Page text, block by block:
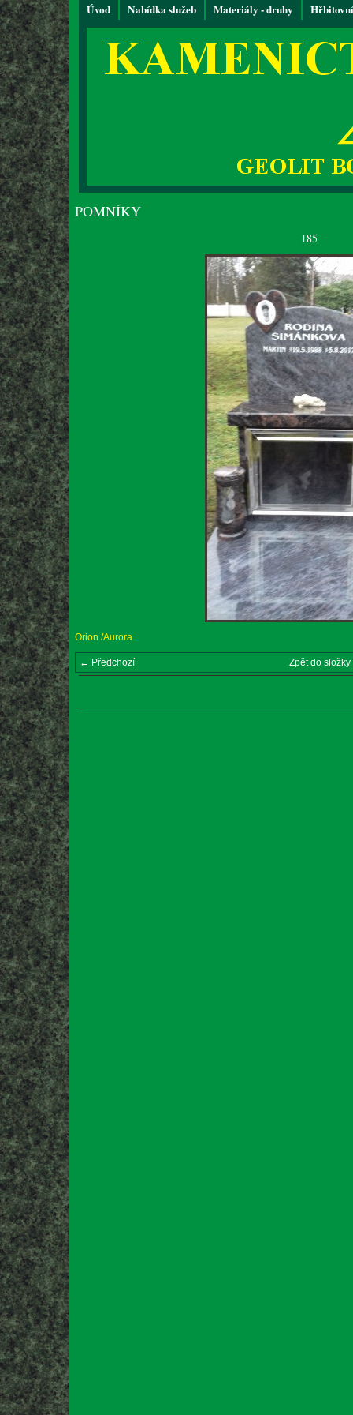
Úvod Nabídka služeb Materiály - druhy
POMNÍKY
185
Orion /Aurora
← Předchozí Zpět do složky